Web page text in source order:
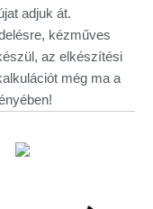
adjuk át.
kézműves
az elkészítési
még ma a